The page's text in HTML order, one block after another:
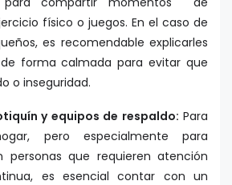
físico o juegos. En el caso de
es recomendable explicarles
forma calmada para evitar que
o inseguridad.
y equipos de respaldo: Para
pero especialmente para
personas que requieren atención
es esencial contar con un